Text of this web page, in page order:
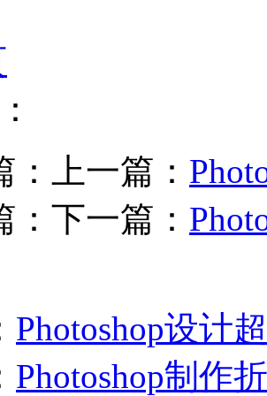
：上一篇：
：下一篇：
Photoshop设计
Photoshop制作